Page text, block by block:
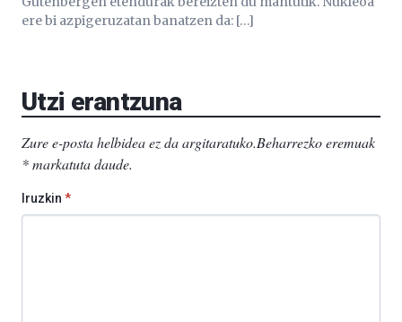
ere bi azpigeruzatan banatzen da: […]
Utzi erantzuna
Zure e-posta helbidea ez da argitaratuko.Beharrezko eremuak
*markatuta daude.
Iruzkin *